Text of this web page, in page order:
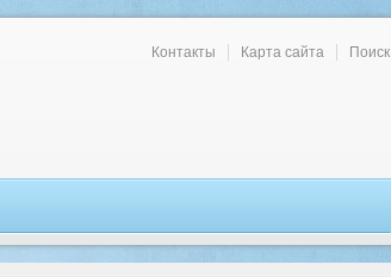
Контакты Карта сайта Поиск